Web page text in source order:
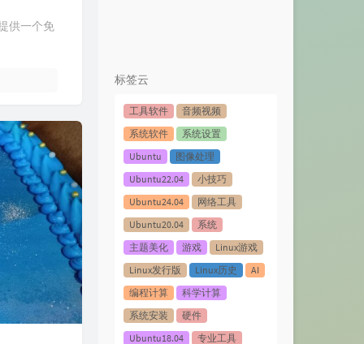
供一个免
标签云
工具软件
音频视频
系统软件
系统设置
Ubuntu
图像处理
Ubuntu22.04
小技巧
Ubuntu24.04
网络工具
Ubuntu20.04
系统
主题美化
游戏
Linux游戏
Linux发行版
Linux历史
AI
编程计算
科学计算
系统安装
硬件
Ubuntu18.04
专业工具